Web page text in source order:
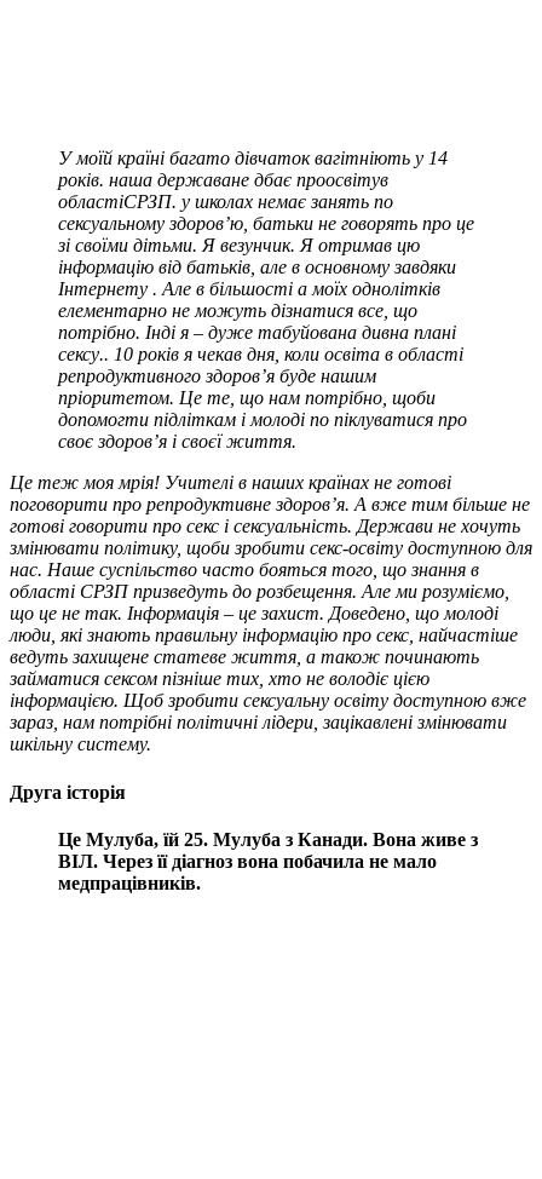
У моїй країні багато дівчаток вагітніють у 14
років. наша державане дбає проосвітув
областіСРЗП. у школах немає занять по
сексуальному здоров’ю , батьки не говорять про це
зі своїми дітьми. Я везунчик. Я отримав цю
інформацію від батьків, але в основному завдяки
Інтернету . Але в більшості а моїх однолітків
елементарно не можуть дізнатися все, що
потрібно. Інді я – дуже табуйована дивна плані
сексу.. 10 років я чекав дня, коли освіта в області
репродуктивного здоров’я буде нашим
пріоритетом. Це те, що нам потрібно, щоби
допомогти підліткам і молоді по піклуватися про
своє здоров’я і своєї життя.
Це теж моя мрія! Учителі в наших країнах не готові
поговорити про репродуктивне здоров’я. А вже тим більше не
готові говорити про секс і сексуальність. Держави не хочуть
змінювати політику, щоби зробити секс-освіту доступною для
нас. Наше суспільство часто бояться того, що знання в
області СРЗП призведуть до розбещення. Але ми розуміємо,
що це не так. Інформація – це захист. Доведено, що молоді
люди, які знають правильну інформацію про секс, найчастіше
ведуть захищене статеве життя, а також починають
займатися сексом пізніше тих, хто не володіє цією
інформацією. Щоб зробити сексуальну освіту доступною вже
зараз, нам потрібні політичні лідери, зацікавлені змінювати
шкільну систему.
Друга історія
Це Мулуба, їй 25. Мулуба з Канади. Вона живе з
ВІЛ. Через її діагноз вона побачила не мало
медпрацівників.